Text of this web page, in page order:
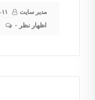
مدیر سایت
۰ اظهار نظر